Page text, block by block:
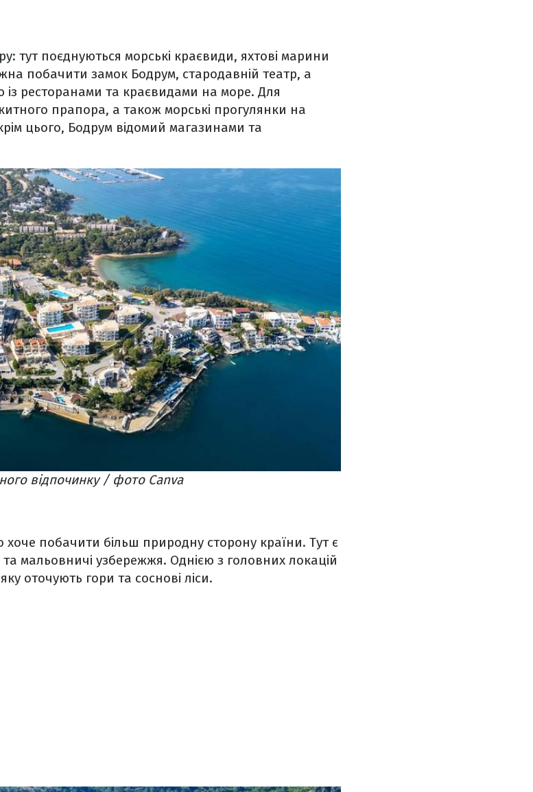
тут поєднуються морські краєвиди, яхтові марини
побачити замок Бодрум, стародавній театр, а
ресторанами та краєвидами на море. Для
прапора, а також морські прогулянки на
цього, Бодрум відомий магазинами та
відпочинку / фото Canva
хоче побачити більш природну сторону країни. Тут є
та мальовничі узбережжя. Однією з головних локацій
оточують гори та соснові ліси.